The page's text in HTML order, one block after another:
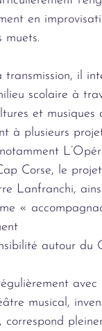
en
muets.
transmission, il
scolaire à
et musiques
à plusieurs
Corse, le
Lanfranchi,
«
autour du
musical,
correspond